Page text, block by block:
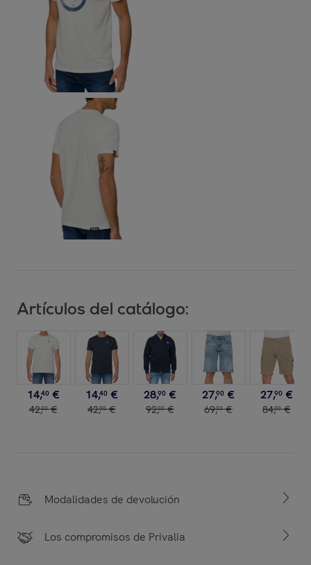
Artículos del catálogo:
14,40 €
42,00 €
14,40 €
42,00 €
28,90 €
92,00 €
27,90 €
69,00 €
27,90 €
84,00 €
Modalidades de devolución
Los compromisos de Privalia